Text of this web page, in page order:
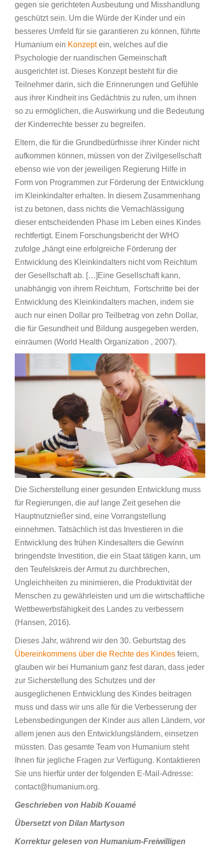
gegen sie gerichteten Ausbeutung und Misshandlung
geschützt sein. Um die Würde der Kinder und ein
besseres Umfeld für sie garantieren zu können, führte
Humanium ein Konzeptein, welches auf die
Psychologie der ruandischen Gemeinschaft
ausgerichtet ist. Dieses Konzept besteht für die
Teilnehmer darin, sich die Erinnerungen und Gefühle
aus ihrer Kindheit ins Gedächtnis zu rufen, um ihnen
so zu ermöglichen, die Auswirkung und die Bedeutung
der Kinderrechte besser zu begreifen.
Eltern, die für die Grundbedürfnisse ihrer Kinder nicht
aufkommen können, müssen von der Zivilgesellschaft
ebenso wie von der jeweiligen Regierung Hilfe in
Form von Programmen zur Förderung der Entwicklung
im Kleinkindalter erhalten. In diesem Zusammenhang
ist zu betonen, dass nichts die Vernachlässigung
dieser entscheidenden Phase im Leben eines Kindes
rechtfertigt. Einem Forschungsbericht der WHO
zufolge „hängt eine erfolgreiche Förderung der
Entwicklung des Kleinkindalters nicht vom Reichtum
der Gesellschaft ab. […]Eine Gesellschaft kann,
unabhängig von ihrem Reichtum, Fortschritte bei der
Entwicklung des Kleinkindalters machen, indem sie
auch nur einen Dollar pro Teilbetrag von zehn Dollar,
die für Gesundheit und Bildung ausgegeben werden,
einräumen (World Health Organization , 2007).
Die Sicherstellung einer gesunden Entwicklung muss
für Regierungen, die auf lange Zeit gesehen die
Hauptnutznießer sind, eine Vorrangstellung
einnehmen. Tatsächlich ist das Investieren in die
Entwicklung des frühen Kindesalters die Gewinn
bringendste Investition, die ein Staat tätigen kann, um
den Teufelskreis der Armut zu durchbrechen,
Ungleichheiten zu minimieren, die Produktivität der
Menschen zu gewährleisten und um die wirtschaftliche
Wettbewerbsfähigkeit des Landes zu verbessern
(Hansen, 2016).
Dieses Jahr, während wir den 30. Geburtstag des
Übereinkommens über die Rechte des Kindes feiern,
glauben wir bei Humanium ganz fest daran, dass jeder
zur Sicherstellung des Schutzes und der
ausgeglichenen Entwicklung des Kindes beitragen
muss und dass wir uns alle für die Verbesserung der
Lebensbedingungen der Kinder aus allen Ländern, vor
allem jenen aus den Entwicklungsländern, einsetzen
müssten. Das gesamte Team von Humanium steht
Ihnen für jegliche Fragen zur Verfügung. Kontaktieren
Sie uns hierfür unter der folgenden E-Mail-Adresse:
contact@humanium.org.
Geschrieben von Habib Kouamé
Übersetzt von Dilan Martyson
Korrektur gelesen von Humanium-Freiwilligen